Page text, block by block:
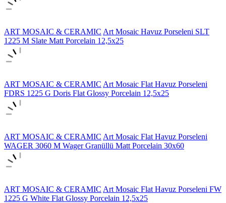
ART MOSAIC & CERAMIC Art Mosaic Havuz Porseleni SLT
1225 M Slate Matt Porcelain 12,5x25
ART MOSAIC & CERAMIC Art Mosaic Flat Havuz Porseleni
FDRS 1225 G Doris Flat Glossy Porcelain 12,5x25
ART MOSAIC & CERAMIC Art Mosaic Flat Havuz Porseleni
WAGER 3060 M Wager Granüllü Matt Porcelain 30x60
ART MOSAIC & CERAMIC Art Mosaic Flat Havuz Porseleni FW
1225 G White Flat Glossy Porcelain 12,5x25